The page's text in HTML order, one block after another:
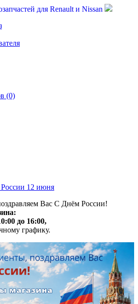
для Renault и Nissan
(0)
12 июня
Вас С Днём России!
до 16:00,
графику.